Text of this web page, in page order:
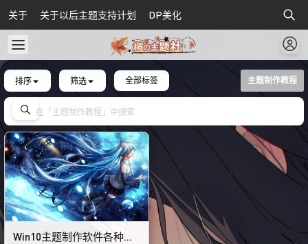
关于 关于以后主题支持计划 DP美化
排序 筛选 全部标签 主题制作教程
Win10主题制作软件各种使